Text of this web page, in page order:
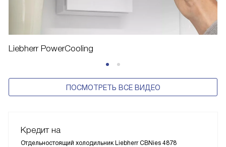
Liebherr PowerCooling
ПОСМОТРЕТЬ ВСЕ ВИДЕО
Кредит на
Отдельностоящий холодильник Liebherr CBNies 4878